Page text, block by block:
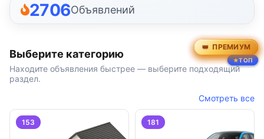
2706Объявлений
Выберите категорию
Находите объявления быстрее — выберите подходящий
раздел.
Смотреть все
153 181
ПРЕМИУМ
ТОП
ПРЕМИУМ
ТОП
ПРЕМИУМ
ТОП
ПРЕМИУМ
ПРЕМИУМ
ПРЕМИУМ